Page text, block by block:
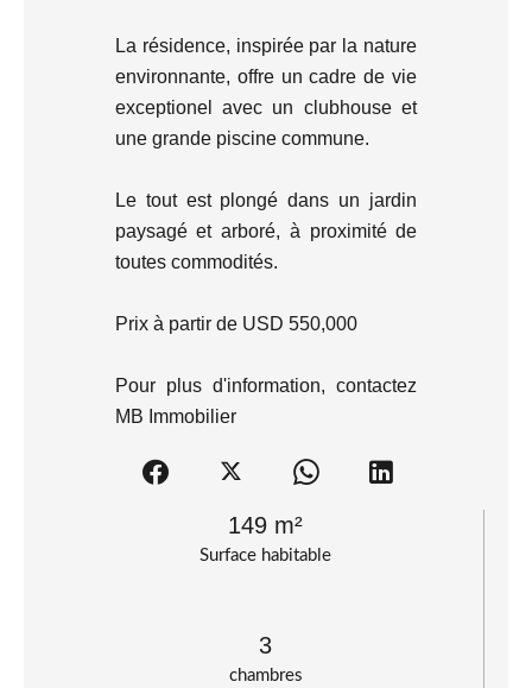
Surface habitable
149 m²
chambres
3
La résidence, inspirée par la nature
environnante, offre un cadre de vie
exceptionel avec un clubhouse et
une grande piscine commune.
Le tout est plongé dans un jardin
paysagé et arboré, à proximité de
toutes commodités.
Prix à partir de USD 550,000
Pour plus d'information, contactez
MB Immobilier